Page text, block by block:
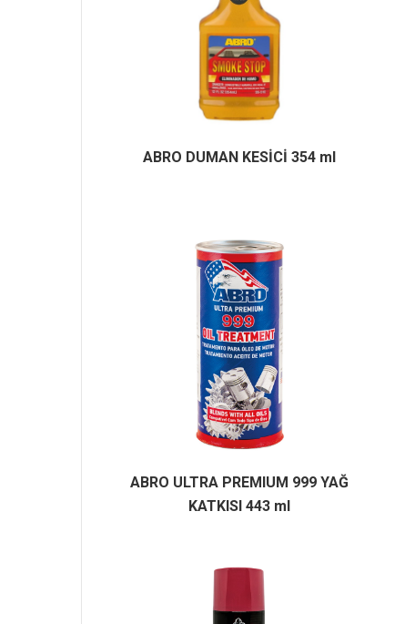
ABRO DUMAN KESİCİ 354 ml
ABRO ULTRA PREMIUM 999 YAĞ
KATKISI 443 ml